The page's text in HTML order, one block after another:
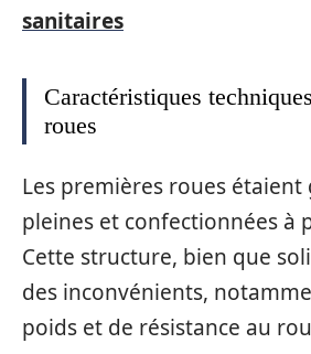
sanitaires
Caractéristiques
roues
Les premières roues
pleines et confectionnées à
Cette structure, bien que
des inconvénients,
poids et de résistance au